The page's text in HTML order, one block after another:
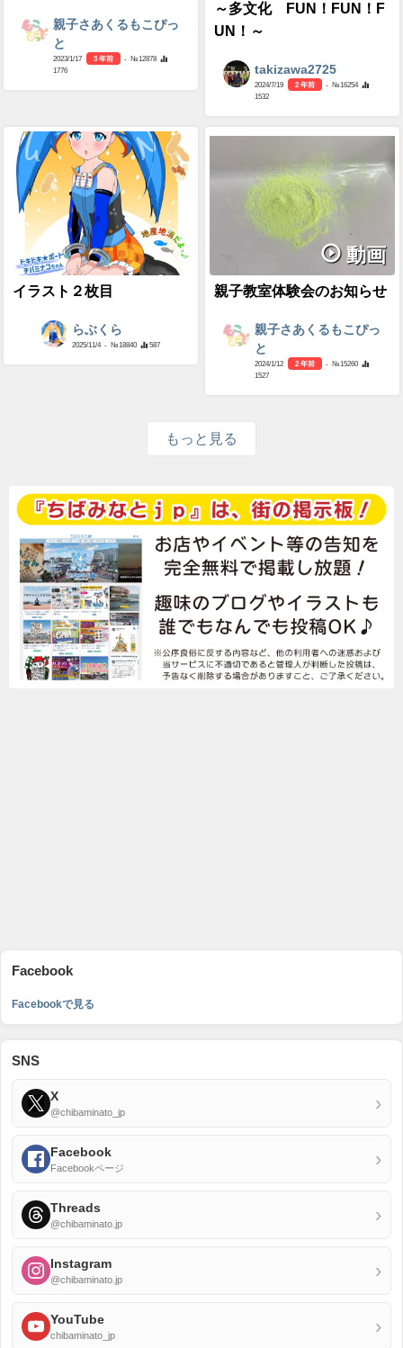
親子さあくるもこぴっ
と
2023/1/17 3 年前
- №12878
1776
～多文化 FUN！FUN！F
UN！～
takizawa2725
2024/7/19 2 年前
- №16254
1532
イラスト２枚目
らぶくら
2025/11/4 - №18840 587
動画
親子教室体験会のお知らせ
親子さあくるもこぴっ
と
2024/1/12 2 年前
- №15260
1527
もっと見る
Facebook
Facebookで見る
SNS
X
@chibaminato_jp ›
Facebook
Facebookページ ›
Threads
@chibaminato.jp ›
Instagram
@chibaminato.jp ›
YouTube
chibaminato_jp ›